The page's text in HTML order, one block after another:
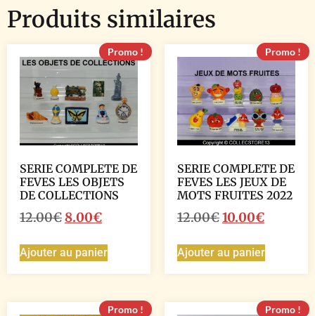
Produits similaires
Promo !
SERIE COMPLETE DE
FEVES LES OBJETS
DE COLLECTIONS
12.00€8.00€
Ajouter au panier
Promo !
SERIE COMPLETE DE
FEVES LES JEUX DE
MOTS FRUITES 2022
12.00€10.00€
Ajouter au panier
Promo ! Promo !